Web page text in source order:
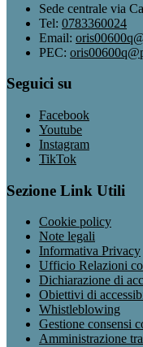
Sede centrale via
Tel: 0783360024
Email:
PEC:
Seguici su
Facebook
Youtube
Instagram
TikTok
Sezione Link Utili
Cookie policy
Note legali
Informativa Privacy
Ufficio Relazioni
Dichiarazione di
Obiettivi di
Whistleblowing
Gestione consensi
Amministrazione